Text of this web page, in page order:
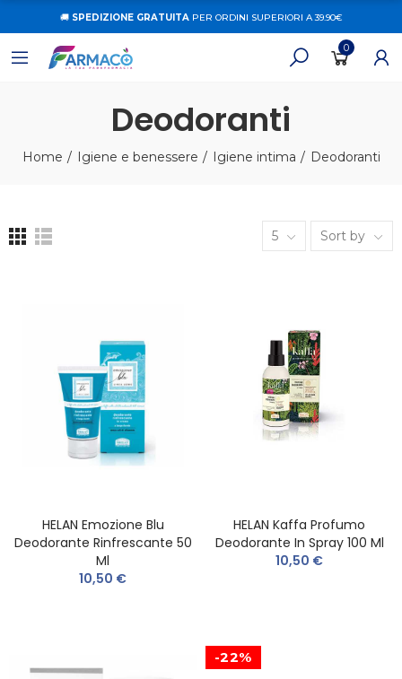
🚚 SPEDIZIONE GRATUITAPER ORDINI SUPERIORI A 39.90€
0
Deodoranti
Home Igiene e benessere Igiene intima Deodoranti
5 Sort by
HELAN Emozione Blu
Deodorante Rinfrescante 50
Ml
10,50 €
HELAN Kaffa Profumo
Deodorante In Spray 100 Ml
10,50 €
-22%